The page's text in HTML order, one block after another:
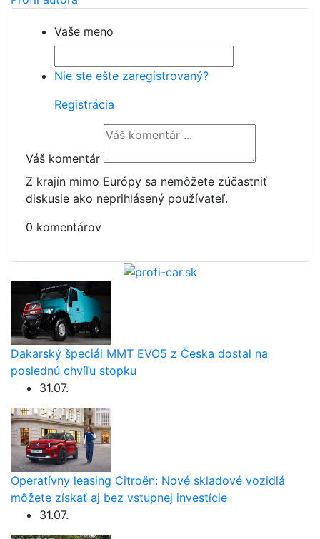
Vaše meno
Nie ste ešte zaregistrovaný?
Registrácia
Váš komentár
Z krajín mimo Európy sa nemôžete zúčastniť
diskusie ako neprihlásený používateľ.
0 komentárov
Dakarský špeciál MMT EVO5 z Česka dostal na
poslednú chvíľu stopku
31.07.
Operatívny leasing Citroën: Nové skladové vozidlá
môžete získať aj bez vstupnej investície
31.07.